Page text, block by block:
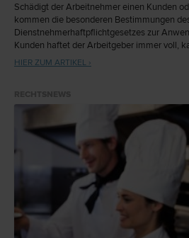
Schädigt der Arbeitnehmer einen Kunden
kommen die besonderen Bestimmungen
Dienstnehmerhaftpflichtgesetzes zur
Kunden haftet der Arbeitgeber immer voll,
Umständen aber vom Arbeitnehmer
HIER ZUM ARTIKEL ›